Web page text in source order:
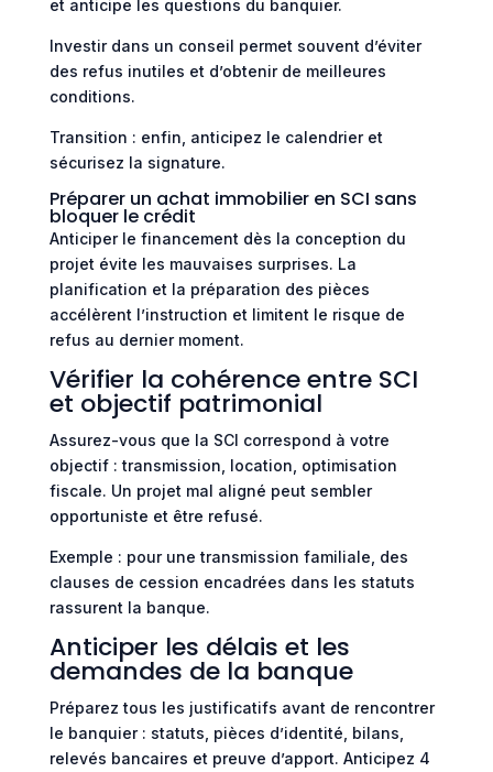
et anticipe les questions du banquier.
Investir dans un conseil permet souvent d’éviter
des refus inutiles et d’obtenir de meilleures
conditions.
Transition : enfin, anticipez le calendrier et
sécurisez la signature.
Préparer un achat immobilier en SCI sans
bloquer le crédit
Anticiper le financement dès la conception du
projet évite les mauvaises surprises. La
planification et la préparation des pièces
accélèrent l’instruction et limitent le risque de
refus au dernier moment.
Vérifier la cohérence entre SCI
et objectif patrimonial
Assurez-vous que la SCI correspond à votre
objectif : transmission, location, optimisation
fiscale. Un projet mal aligné peut sembler
opportuniste et être refusé.
Exemple : pour une transmission familiale, des
clauses de cession encadrées dans les statuts
rassurent la banque.
Anticiper les délais et les
demandes de la banque
Préparez tous les justificatifs avant de rencontrer
le banquier : statuts, pièces d’identité, bilans,
relevés bancaires et preuve d’apport. Anticipez 4